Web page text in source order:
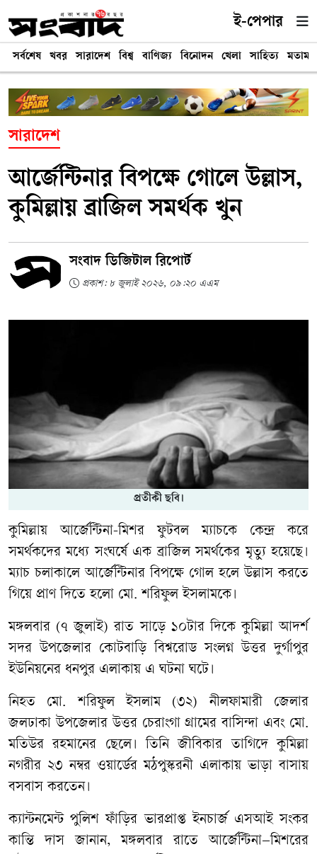
ই-পেপার
সর্বশেষ খবর সারাদেশ বিশ্ব বাণিজ্য বিনোদন খেলা সাহিত্য মতামত
সারাদেশ
আর্জেন্টিনার বিপক্ষে গোলে উল্লাস,
কুমিল্লায় ব্রাজিল সমর্থক খুন
সংবাদ ডিজিটাল রিপোর্ট
প্রকাশ: ৮ জুলাই ২০২৬, ০৯:২০ এএম
প্রতীকী ছবি।
কুমিল্লায় আর্জেন্টিনা-মিশর ফুটবল ম্যাচকে কেন্দ্র করে
সমর্থকদের মধ্যে সংঘর্ষে এক ব্রাজিল সমর্থকের মৃত্যু হয়েছে।
ম্যাচ চলাকালে আর্জেন্টিনার বিপক্ষে গোল হলে উল্লাস করতে
গিয়ে প্রাণ দিতে হলো মো. শরিফুল ইসলামকে।
মঙ্গলবার (৭ জুলাই) রাত সাড়ে ১০টার দিকে কুমিল্লা আদর্শ
সদর উপজেলার কোটবাড়ি বিশ্বরোড সংলগ্ন উত্তর দুর্গাপুর
ইউনিয়নের ধনপুর এলাকায় এ ঘটনা ঘটে।
নিহত মো. শরিফুল ইসলাম (৩২) নীলফামারী জেলার
জলঢাকা উপজেলার উত্তর চেরাংগা গ্রামের বাসিন্দা এবং মো.
মতিউর রহমানের ছেলে। তিনি জীবিকার তাগিদে কুমিল্লা
নগরীর ২৩ নম্বর ওয়ার্ডের মঠপুস্করনী এলাকায় ভাড়া বাসায়
বসবাস করতেন।
ক্যান্টনমেন্ট পুলিশ ফাঁড়ির ভারপ্রাপ্ত ইনচার্জ এসআই সংকর
কান্তি দাস জানান, মঙ্গলবার রাতে আর্জেন্টিনা–মিশরের